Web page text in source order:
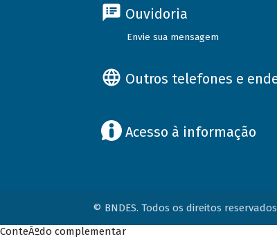
Ouvidoria
Envie sua mensagem
Outros telefones e
Acesso à informação
© BNDES. Todos os direitos reservados
ConteÃºdo complementar